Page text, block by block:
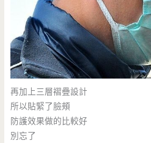
再加上三層褶疊設計
所以貼緊了臉頰
防護效果做的比較好
別忘了